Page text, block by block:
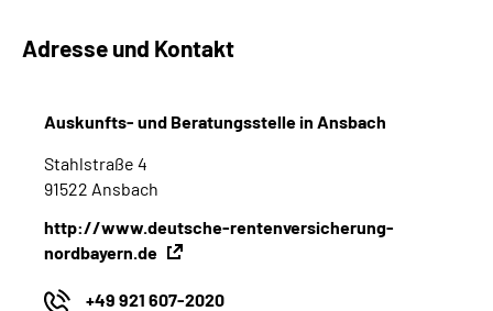
Adresse und Kontakt
Auskunfts- und Beratungsstelle in Ansbach
Stahlstraße 4
91522 Ansbach
http://www.deutsche-rentenversicherung-
nordbayern.de
+49 921 607-2020